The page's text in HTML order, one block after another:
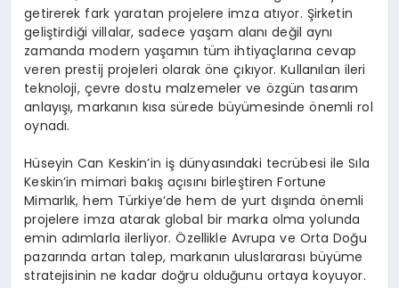
getirerek fark yaratan projelere imza atıyor. Şirketin
geliştirdiği villalar, sadece yaşam alanı değil aynı
zamanda modern yaşamın tüm ihtiyaçlarına cevap
veren prestij projeleri olarak öne çıkıyor. Kullanılan ileri
teknoloji, çevre dostu malzemeler ve özgün tasarım
anlayışı, markanın kısa sürede büyümesinde önemli rol
oynadı.
Hüseyin Can Keskin’in iş dünyasındaki tecrübesi ile Sıla
Keskin’in mimari bakış açısını birleştiren Fortune
Mimarlık, hem Türkiye’de hem de yurt dışında önemli
projelere imza atarak global bir marka olma yolunda
emin adımlarla ilerliyor. Özellikle Avrupa ve Orta Doğu
pazarında artan talep, markanın uluslararası büyüme
stratejisinin ne kadar doğru olduğunu ortaya koyuyor.